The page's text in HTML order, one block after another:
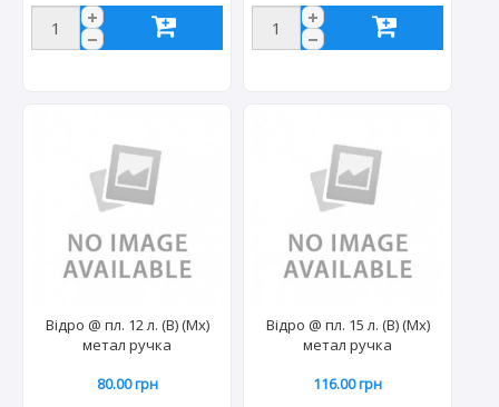
Відро @ пл. 12 л. (В) (Мх)
метал ручка
80.00 грн
Відро @ пл. 15 л. (В) (Мх)
метал ручка
116.00 грн